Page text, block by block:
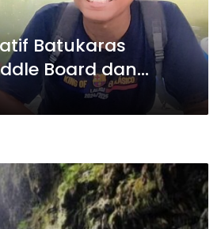
Batukaras
Board dan
di Situ Cisamping